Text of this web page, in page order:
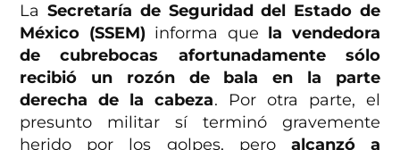
LaSecretaría de Seguridad del Estado de
México (SSEM) informa que la vendedora
de cubrebocas afortunadamente sólo
recibió un rozón de bala en la parte
derecha de la cabeza. Por otra parte, el
presunto militar sí terminó gravemente
herido por los golpes, peroalcanzó a